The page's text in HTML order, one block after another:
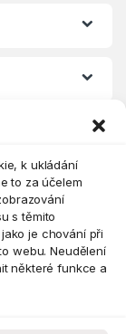
k ukládání
to za účelem
s těmito
je chování při
webu. Neudělení
některé funkce a